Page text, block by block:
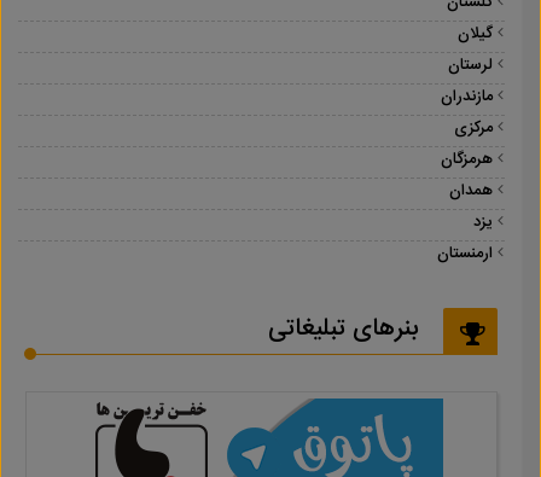
گیلان
لرستان
مازندران
مرکزی
هرمزگان
همدان
یزد
ارمنستان
بنرهای تبلیغاتی